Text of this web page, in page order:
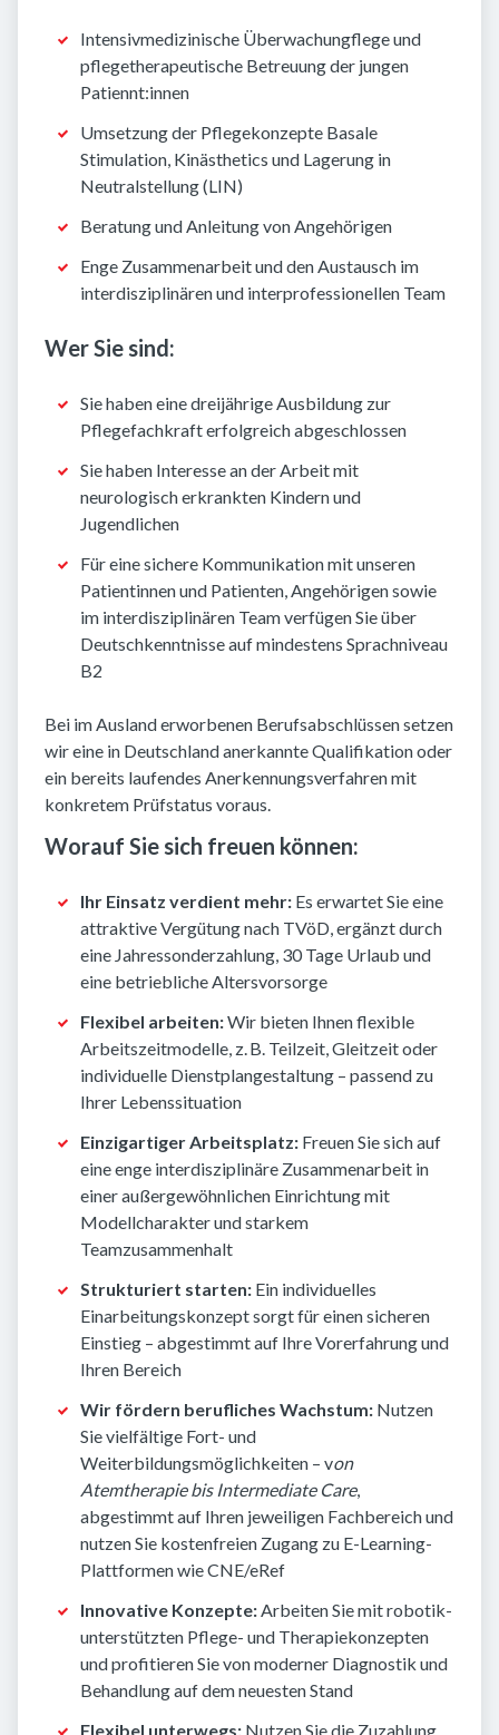
Intensivmedizinische Überwachungflege und
pflegetherapeutische Betreuung der jungen
Patiennt:innen
Umsetzung der Pflegekonzepte Basale
Stimulation, Kinästhetics und Lagerung in
Neutralstellung (LIN)
Beratung und Anleitung von Angehörigen
Enge Zusammenarbeit und den Austausch im
interdisziplinären und interprofessionellen Team
Wer Sie sind:
Sie haben eine dreijährige Ausbildung zur
Pflegefachkraft erfolgreich abgeschlossen
Sie haben Interesse an der Arbeit mit
neurologisch erkrankten Kindern und
Jugendlichen
Für eine sichere Kommunikation mit unseren
Patientinnen und Patienten, Angehörigen sowie
im interdisziplinären Team verfügen Sie über
Deutschkenntnisse auf mindestens Sprachniveau
B2
Bei im Ausland erworbenen Berufsabschlüssen setzen
wir eine in Deutschland anerkannte Qualifikation oder
ein bereits laufendes Anerkennungsverfahren mit
konkretem Prüfstatus voraus.
Worauf Sie sich freuen können:
Ihr Einsatz verdient mehr: Es erwartet Sie eine
attraktive Vergütung nach TVöD, ergänzt durch
eine Jahressonderzahlung, 30 Tage Urlaub und
eine betriebliche Altersvorsorge
Flexibel arbeiten:Wir bieten Ihnen flexible
Arbeitszeitmodelle, z. B. Teilzeit, Gleitzeit oder
individuelle Dienstplangestaltung – passend zu
Ihrer Lebenssituation
Einzigartiger Arbeitsplatz: Freuen Sie sich auf
eine enge interdisziplinäre Zusammenarbeit in
einer außergewöhnlichen Einrichtung mit
Modellcharakter und starkem
Teamzusammenhalt
Strukturiert starten: Ein individuelles
Einarbeitungskonzept sorgt für einen sicheren
Einstieg – abgestimmt auf Ihre Vorerfahrung und
Ihren Bereich
Wir fördern berufliches Wachstum: Nutzen
Sie vielfältige Fort- und
Weiterbildungsmöglichkeiten – von
Atemtherapie bis Intermediate Care,
abgestimmt auf Ihren jeweiligen Fachbereich und
nutzen Sie kostenfreien Zugang zu E-Learning-
Plattformen wie CNE/eRef
Innovative Konzepte:Arbeiten Sie mit robotik-
unterstützten Pflege- und Therapiekonzepten
und profitieren Sie von moderner Diagnostik und
Behandlung auf dem neuesten Stand
Flexibel unterwegs: Nutzen Sie die Zuzahlung